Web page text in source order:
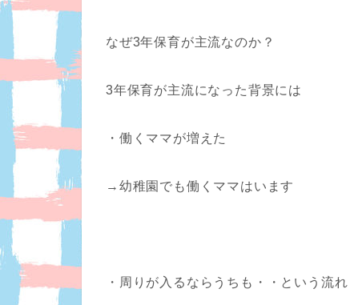
なぜ3年保育が主流なのか？
3年保育が主流になった背景には
・働くママが増えた
→幼稚園でも働くママはいます
・周りが入るならうちも・・という流れ